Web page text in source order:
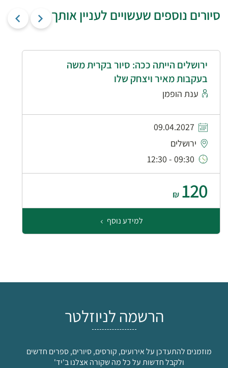
סיורים נוספים שעשויים לעניין אותך
ירושלים הייתה ככה: סיור בקרית משה
בעקבות מאיר ויצחק שלו
ענת הופמן
09.04.2027
ירושלים
09:30 - 12:30
120
₪
למידע נוסף
הרשמה לניוזלטר
מוזמנים להתעדכן על אירועים, קורסים, סיורים, ספרים חדשים
ולקבל חדשות על כל מה שקורה אצלנו ב'יד'